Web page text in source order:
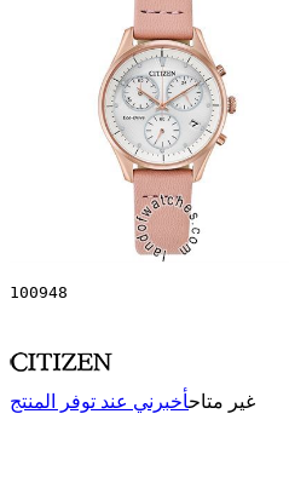
100948
غير متاحأخبرني عند توفر المنتج